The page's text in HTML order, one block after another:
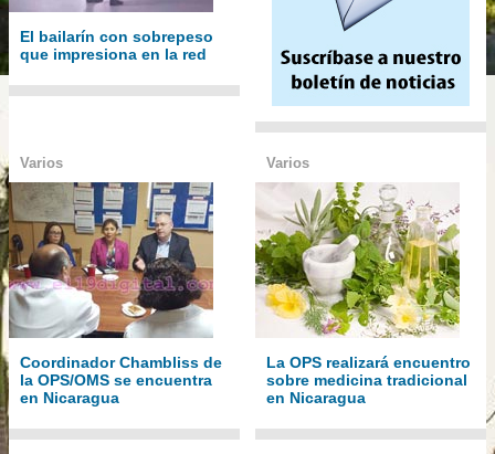
El bailarín con sobrepeso
que impresiona en la red
Varios
Coordinador Chambliss de
la OPS/OMS se encuentra
en Nicaragua
Varios
La OPS realizará encuentro
sobre medicina tradicional
en Nicaragua